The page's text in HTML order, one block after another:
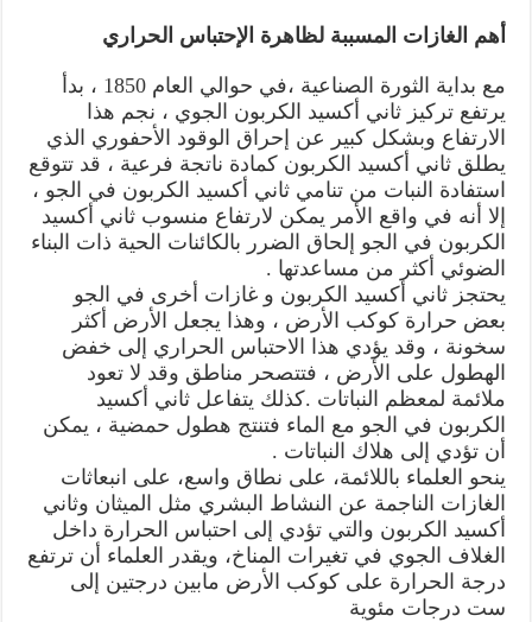
أهم الغازات المسببة لظاهرة الإحتباس الحراري
مع بداية الثورة الصناعية ،في حوالي العام 1850 ، بدأ
يرتفع تركيز ثاني أكسيد الكربون الجوي ، نجم هذا
الارتفاع وبشكل كبير عن إحراق الوقود الأحفوري الذي
يطلق ثاني أكسيد الكربون كمادة ناتجة فرعية ، قد تتوقع
استفادة النبات من تنامي ثاني أكسيد الكربون في الجو ،
إلا أنه في واقع الأمر يمكن لارتفاع منسوب ثاني أكسيد
الكربون في الجو إلحاق الضرر بالكائنات الحية ذات البناء
الضوئي أكثر من مساعدتها .
يحتجز ثاني أكسيد الكربون و غازات أخرى في الجو
بعض حرارة كوكب الأرض ، وهذا يجعل الأرض أكثر
سخونة ، وقد يؤدي هذا الاحتباس الحراري إلى خفض
الهطول على الأرض ، فتتصحر مناطق وقد لا تعود
ملائمة لمعظم النباتات .كذلك يتفاعل ثاني أكسيد
الكربون في الجو مع الماء فتنتج هطول حمضية ، يمكن
أن تؤدي إلى هلاك النباتات .
ينحو العلماء باللائمة، على نطاق واسع، على انبعاثات
الغازات الناجمة عن النشاط البشري مثل الميثان وثاني
أكسيد الكربون والتي تؤدي إلى احتباس الحرارة داخل
الغلاف الجوي في تغيرات المناخ، ويقدر العلماء أن ترتفع
درجة الحرارة على كوكب الأرض مابين درجتين إلى
ست درجات مئوية